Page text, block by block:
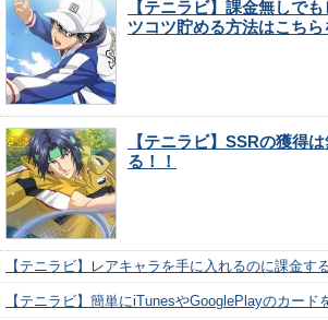
【テニラビ】課金無しで
ツコツ貯める方法はこちら
【テニラビ】SSRの獲得
る！！
【テニラビ】レアキャラを手に入れるのに課金す
【テニラビ】簡単にiTunesやGooglePlayのカー